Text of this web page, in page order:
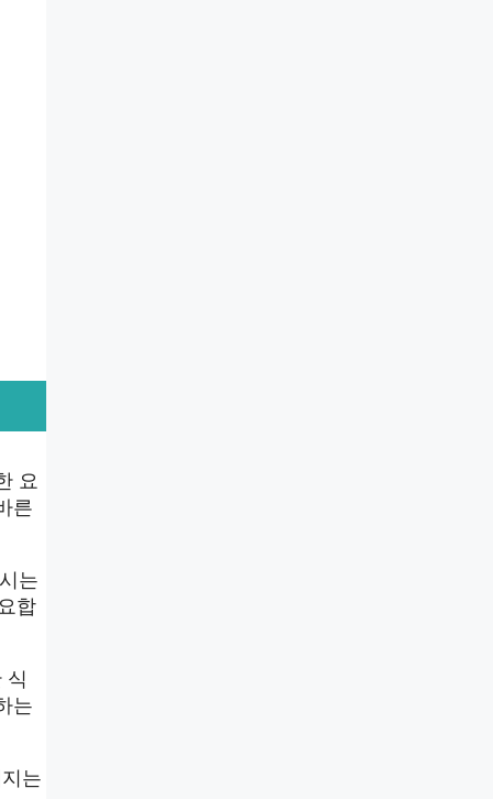
요
른
는
합
식
는
는